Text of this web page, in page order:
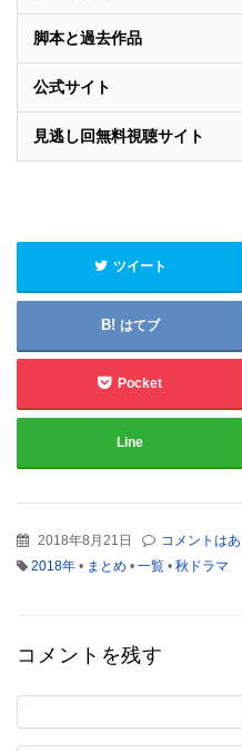
脚本と過去作品
公式サイト
見逃し回無料視聴サイト
ツイート
はてブ
Pocket
Line
2018年8月21日 コメントはあ
2018年 • まとめ • 一覧 • 秋ドラマ
コメントを残す